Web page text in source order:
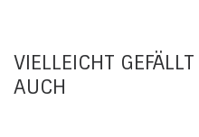
VIELLEICHT
AUCH